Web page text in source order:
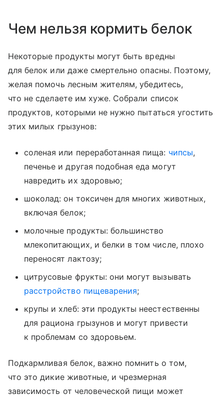
Чем нельзя кормить белок
Некоторые продукты могут быть вредны
для белок или даже смертельно опасны. Поэтому,
желая помочь лесным жителям, убедитесь,
что не сделаете им хуже. Собрали список
продуктов, которыми не нужно пытаться угостить
этих милых грызунов:
соленая или переработанная пища: чипсы,
печенье и другая подобная еда могут
навредить их здоровью;
шоколад: он токсичен для многих животных,
включая белок;
молочные продукты: большинство
млекопитающих, и белки в том числе, плохо
переносят лактозу;
цитрусовые фрукты: они могут вызывать
расстройство пищеварения;
крупы и хлеб: эти продукты неестественны
для рациона грызунов и могут привести
к проблемам со здоровьем.
Подкармливая белок, важно помнить о том,
что это дикие животные, и чрезмерная
зависимость от человеческой пищи может